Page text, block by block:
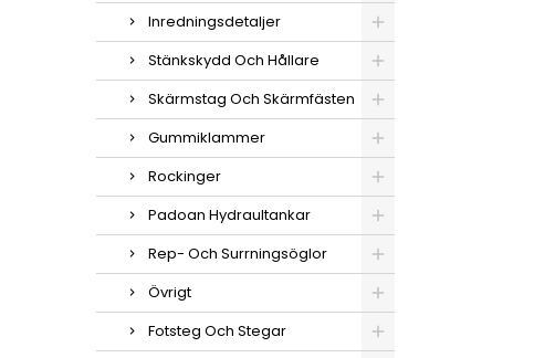
Inredningsdetaljer
Stänkskydd Och Hållare
Skärmstag Och Skärmfästen
Gummiklammer
Rockinger
Padoan Hydraultankar
Rep- Och Surrningsöglor
Övrigt
Fotsteg Och Stegar